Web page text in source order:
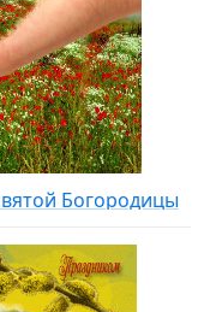
Богородицы